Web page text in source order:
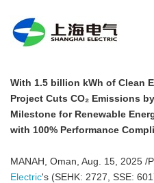
With 1.5 billion kWh of Clean
Project Cuts CO₂ Emissions
Milestone for Renewable
with 100% Performance
MANAH, Oman, Aug. 15, 2025 /
Electric's (SEHK: 2727, SSE: